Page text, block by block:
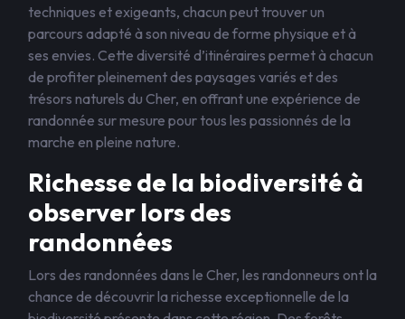
techniques et exigeants, chacun peut trouver un
parcours adapté à son niveau de forme physique et à
ses envies. Cette diversité d’itinéraires permet à chacun
de profiter pleinement des paysages variés et des
trésors naturels du Cher, en offrant une expérience de
randonnée sur mesure pour tous les passionnés de la
marche en pleine nature.
Richesse de la biodiversité à
observer lors des
randonnées
Lors des randonnées dans le Cher, les randonneurs ont la
chance de découvrir la richesse exceptionnelle de la